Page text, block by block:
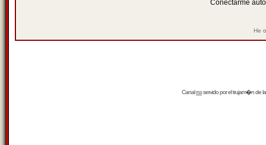
Conectarme
He
Canalrssservido por eltrujam�nde